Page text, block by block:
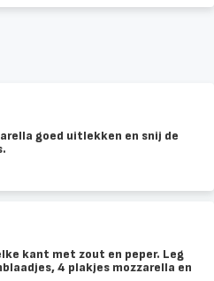
goed uitlekken en snij de
kant met zout en peper. Leg
4 plakjes mozzarella en